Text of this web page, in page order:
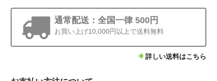
通常配送：全国一律 500円
お買い上げ10,000円以上で送料無料
詳しい送料はこちら